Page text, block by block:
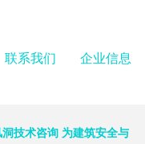
联系我们 企业信息
技术咨询 为建筑安全与